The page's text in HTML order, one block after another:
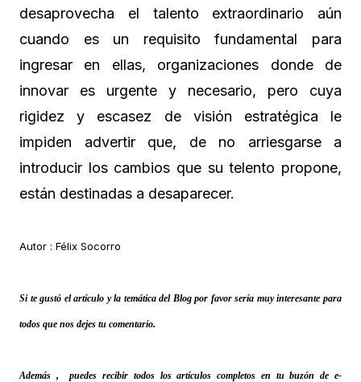
desaprovecha el talento extraordinario aún
cuando es un requisito fundamental para
ingresar en ellas, organizaciones donde de
innovar es urgente y necesario, pero cuya
rigidez y escasez de visión estratégica le
impiden advertir que, de no arriesgarse a
introducir los cambios que su telento propone,
están destinadas a desaparecer.
Autor : Félix Socorro
Si te gustó el artículo y la temática del Blog por favor sería muy interesante para
todos que nos dejes tu comentario.
Además , puedes recibir todos los artículos completos en tu buzón de e-